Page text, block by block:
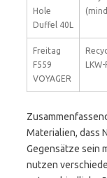
Hole
Duffel 40L
Freitag
F559
VOYAGER
Materialien, dass
Gegensätze sein
nutzen